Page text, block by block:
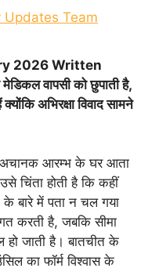
Updates Team
2026 Written
वापसी को छुपाती है,
अभिरक्षा विवाद सामने
अचानक आरम्भ के घर आता
चिंता होती है कि कहीं
बारे में पता न चल गया
करती है, जबकि सीमा
जाती है। बातचीत के
का फॉर्म विश्वास के